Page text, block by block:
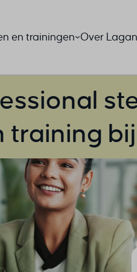
en trainingen Over
training